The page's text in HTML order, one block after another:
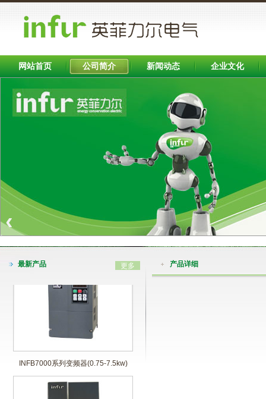
网站首页 公司简介 新闻动态 企业文化
Banner区
‹
更多
最新产品
INFB7000系列变频器（0.75-400KW)
INFB7000系列变频器(0.75-7.5kw)
产品详细